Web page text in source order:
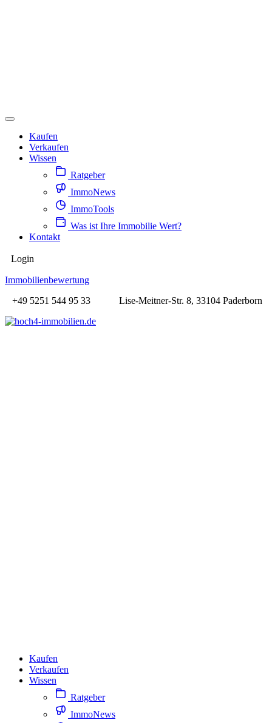
Kaufen
Verkaufen
Wissen
Ratgeber
ImmoNews
ImmoTools
Was ist Ihre Immobilie Wert?
Kontakt
Login
Immobilienbewertung
+49 5251 544 95 33
Lise-Meitner-Str. 8, 33104 Paderborn
Kaufen
Verkaufen
Wissen
Ratgeber
ImmoNews